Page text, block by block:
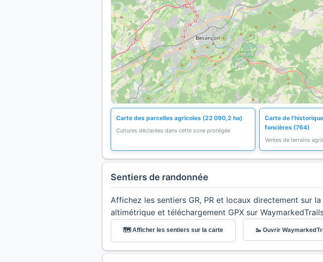
Carte des parcelles agricoles (22 090,2 ha)
Cultures déclarées dans cette zone protégée
Carte de
foncières (764)
Ventes de terrains
Sentiers de randonnée
Affichez les sentiers GR, PR et locaux directement sur
altimétrique et téléchargement GPX sur
🗺️ Afficher les sentiers sur la carte 🥾 Ouvrir